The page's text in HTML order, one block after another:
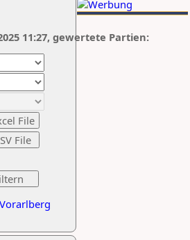
Vorarlberg
11:27, gewertete Partien: